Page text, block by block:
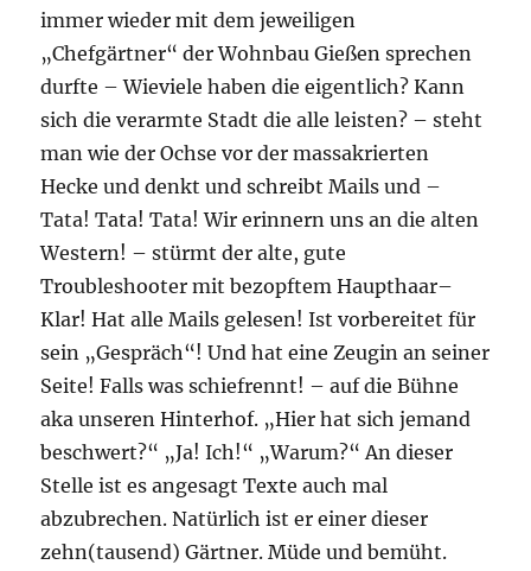
immer wieder mit dem jeweiligen
„Chefgärtner“ der Wohnbau Gießen sprechen
durfte – Wieviele haben die eigentlich? Kann
sich die verarmte Stadt die alle leisten? – steht
man wie der Ochse vor der massakrierten
Hecke und denkt und schreibt Mails und –
Tata! Tata! Tata! Wir erinnern uns an die alten
Western! – stürmt der alte, gute
Troubleshooter mit bezopftem Haupthaar–
Klar! Hat alle Mails gelesen! Ist vorbereitet für
sein „Gespräch“! Und hat eine Zeugin an seiner
Seite! Falls was schiefrennt! – auf die Bühne
aka unseren Hinterhof. „Hier hat sich jemand
beschwert?“ „Ja! Ich!“ „Warum?“ An dieser
Stelle ist es angesagt Texte auch mal
abzubrechen. Natürlich ist er einer dieser
zehn(tausend) Gärtner. Müde und bemüht.